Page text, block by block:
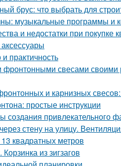
брус: что выбрать для
музыкальные программы и
и недостатки при покупке
практичность
фронтонными свесами
и карнизных
простые инструкции
создания привлекательного
стену на улицу.
квадратных метров
из зигзагов